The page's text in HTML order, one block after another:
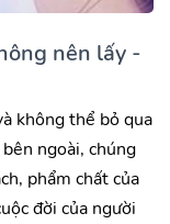
nên lấy -
không thể bỏ qua
ngoài, chúng
phẩm chất của
đời của người